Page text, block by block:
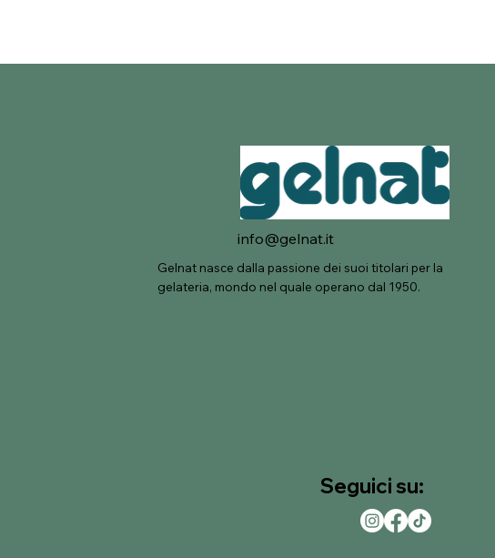
info@gelnat.it
Gelnat nasce dalla passione dei suoi titolari per la
gelateria, mondo nel quale operano dal 1950.
Seguici su: